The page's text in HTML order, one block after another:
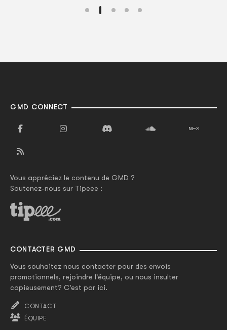
GMD CONNECT
Vous appréciez le contenu de GMD ?
Soutenez-nous sur Tipeee :
CONTACTER GMD
Vous souhaitez nous contacter pour des envois
promotionnels, rejoindre l'équipe, ou nous insulter
copieusement? C'est par ici.
CONTACT
ÉQUIPE